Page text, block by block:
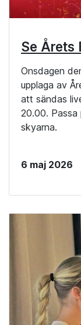
Se Årets
Onsdagen
upplaga av
att sändas
20.00. Passa
skyarna.
6 maj 2026